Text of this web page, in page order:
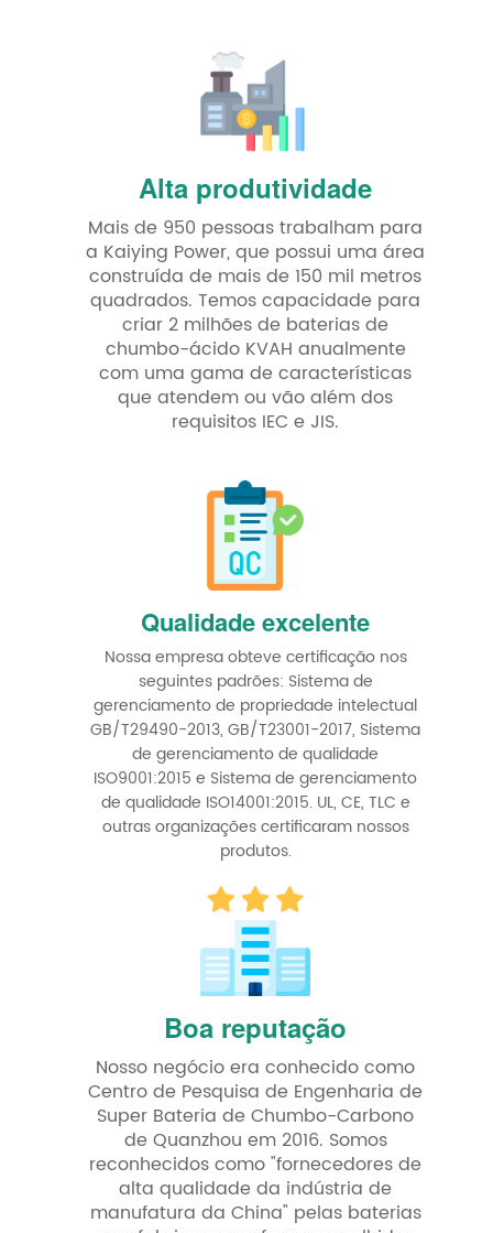
Alta produtividade
Mais de 950 pessoas trabalham para
a Kaiying Power, que possui uma área
construída de mais de 150 mil metros
quadrados. Temos capacidade para
criar 2 milhões de baterias de
chumbo-ácido KVAH anualmente
com uma gama de características
que atendem ou vão além dos
requisitos IEC e JIS.
Qualidade excelente
Nossa empresa obteve certificação nos
seguintes padrões: Sistema de
gerenciamento de propriedade intelectual
GB/T29490-2013, GB/T23001-2017, Sistema
de gerenciamento de qualidade
ISO9001:2015 e Sistema de gerenciamento
de qualidade ISO14001:2015. UL, CE, TLC e
outras organizações certificaram nossos
produtos.
Boa reputação
Nosso negócio era conhecido como
Centro de Pesquisa de Engenharia de
Super Bateria de Chumbo-Carbono
de Quanzhou em 2016. Somos
reconhecidos como "fornecedores de
alta qualidade da indústria de
manufatura da China" pelas baterias